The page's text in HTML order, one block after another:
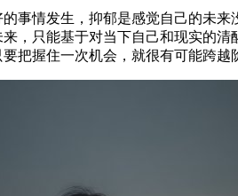
事情发生，抑郁是感觉自己的未
，只能基于对当下自己和现实的
把握住一次机会，就很有可能跨越